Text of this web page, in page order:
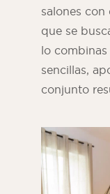
salones con
que se
lo
sencillas,
conjunto